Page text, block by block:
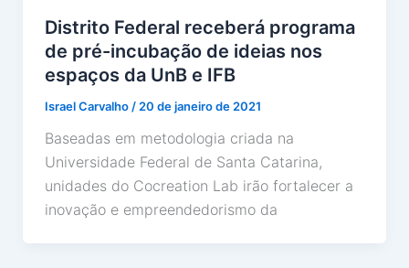
Distrito Federal receberá programa
de pré-incubação de ideias nos
espaços da UnB e IFB
Israel Carvalho / 20 de janeiro de 2021
Baseadas em metodologia criada na
Universidade Federal de Santa Catarina,
unidades do Cocreation Lab irão fortalecer a
inovação e empreendedorismo da